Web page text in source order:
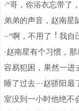
·“哥，你浴衣忘带了
弟弟的声音，赵南星
··“啊，不用了
我自
·赵南星有个习惯，
容易犯困，果然一进
睡了过去···赵骄阳
室没到一小时他绝不